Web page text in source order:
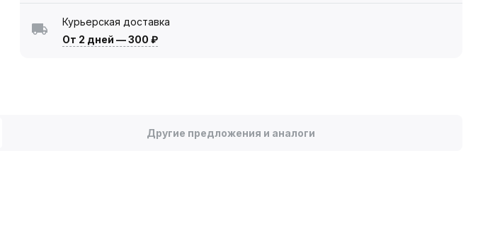
Курьерская доставка
От 2 дней —300 ₽
Другие предложения и аналоги